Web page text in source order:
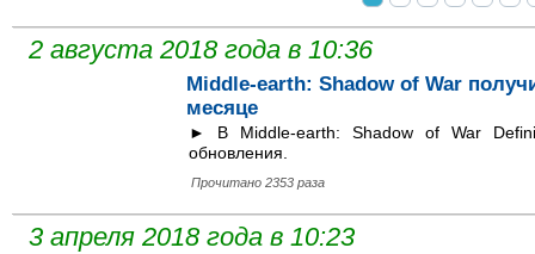
2 августа 2018 года в 10:36
Middle-earth: Shadow of War
месяце
► В Middle-earth: Shadow of War
обновления.
Прочитано 2353 раза
3 апреля 2018 года в 10:23